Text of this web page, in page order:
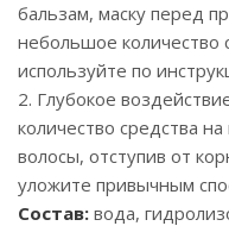
бальзам, маску перед
небольшое
используйте по
2. Глубокое
количество средства
волосы, отступив от
уложите привычным
Состав: вода,